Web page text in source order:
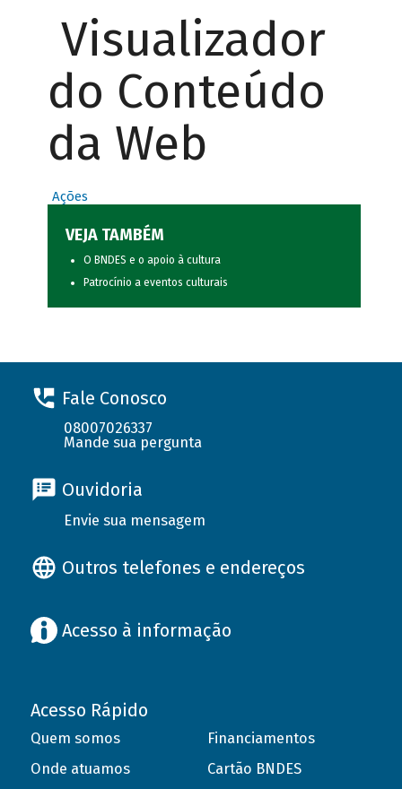
Visualizador
do Conteúdo
da Web
Ações
VEJA TAMBÉM
O BNDES e o apoio à cultura
Patrocínio a eventos culturais
Fale Conosco
08007026337
Mande sua pergunta
Ouvidoria
Envie sua mensagem
Outros telefones e endereços
Acesso à informação
Acesso Rápido
Quem somos
Onde atuamos
Financiamentos
Cartão BNDES